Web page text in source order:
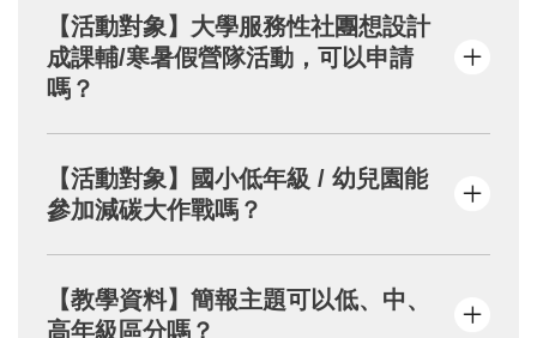
本計畫是以校園作為教學活動範疇，需要有帶
領者運用課程簡報進行「前導說明」並完成
「反思討論」，讓每位參與者了解到日常的隨
手習慣將會產生碳排放量，並非單純的活動體
【活動對象】大學服務性社團想設計
成課輔/寒暑假營隊活動，可以申請
嗎？
歡迎帶領者在了解教學內容後，帶領孩童一起
進行減碳行動，如有教學問題可請直接來信與
我們聯繫 vivian72@kingcar.org.tw
【活動對象】國小低年級 / 幼兒園能
參加減碳大作戰嗎？
感謝減碳響應與支持，在學童對於名詞理解、
生活經驗與計算能力等考量下，本計畫以國小
【教學資料】簡報主題可以低、中、
高年級區分嗎？